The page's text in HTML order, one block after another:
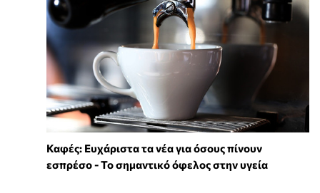
Καφές: Ευχάριστα τα νέα για όσους πίνουν
εσπρέσο - Το σημαντικό όφελος στην υγεία